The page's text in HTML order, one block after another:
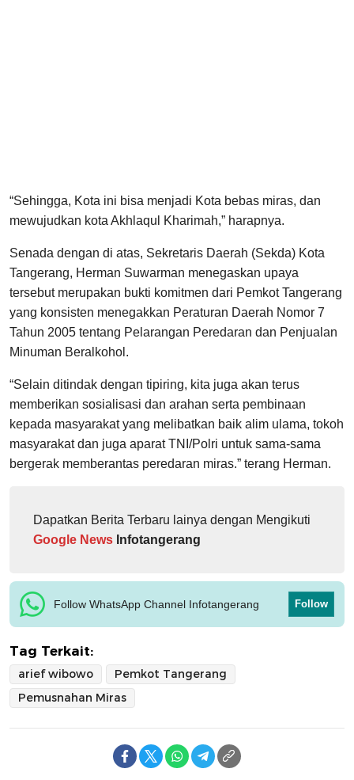
“Sehingga, Kota ini bisa menjadi Kota bebas miras, dan
mewujudkan kota Akhlaqul Kharimah,” harapnya.
Senada dengan di atas, Sekretaris Daerah (Sekda) Kota
Tangerang, Herman Suwarman menegaskan upaya
tersebut merupakan bukti komitmen dari Pemkot Tangerang
yang konsisten menegakkan Peraturan Daerah Nomor 7
Tahun 2005 tentang Pelarangan Peredaran dan Penjualan
Minuman Beralkohol.
“Selain ditindak dengan tipiring, kita juga akan terus
memberikan sosialisasi dan arahan serta pembinaan
kepada masyarakat yang melibatkan baik alim ulama, tokoh
masyarakat dan juga aparat TNI/Polri untuk sama-sama
bergerak memberantas peredaran miras.” terang Herman.
Dapatkan Berita Terbaru lainya dengan Mengikuti
Google News Infotangerang
Follow WhatsApp Channel Infotangerang Follow
Tag Terkait:
arief wibowo
Pemkot Tangerang
Pemusnahan Miras